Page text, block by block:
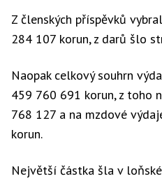
Z členských příspěvků
284 107 korun, z darů šlo
Naopak celkový souhrn
459 760 691 korun, z toho
768 127 a na mzdové
korun.
Největší částka šla v